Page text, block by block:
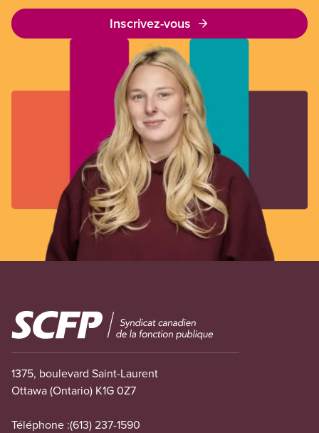
Inscrivez-vous
Image
1375, boulevard Saint-Laurent
Ottawa (Ontario) K1G 0Z7
Téléphone :(613) 237-1590